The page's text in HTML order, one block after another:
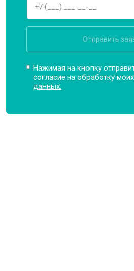
Отправить
Нажимая на кнопку
согласие на обработку
данных.